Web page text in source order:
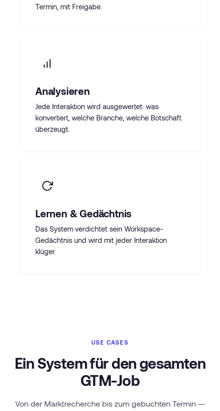
Termin, mit Freigabe.
Analysieren
Jede Interaktion wird ausgewertet: was
konvertiert, welche Branche, welche Botschaft
überzeugt.
Lernen & Gedächtnis
Das System verdichtet sein Workspace-
Gedächtnis und wird mit jeder Interaktion
klüger.
USE CASES
Ein System für den gesamten
GTM-Job
Von der Marktrecherche bis zum gebuchten Termin —